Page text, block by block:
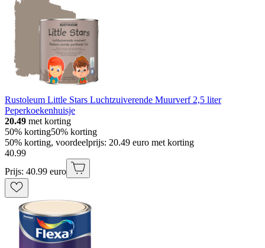
Rustoleum Little Stars Luchtzuiverende Muurverf 2,5 liter
Peperkoekenhuisje
20.49 met korting
50% korting50% korting
50% korting, voordeelprijs: 20.49 euro met korting
40.99
Prijs: 40.99 euro